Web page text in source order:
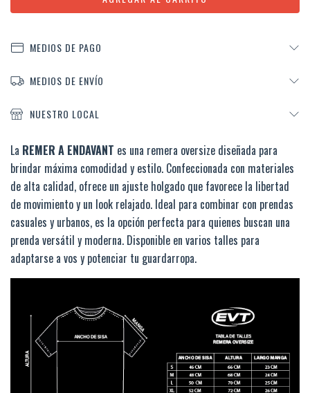
MEDIOS DE PAGO
MEDIOS DE ENVÍO
NUESTRO LOCAL
La REMER A ENDAVANT es una remera oversize diseñada para
brindar máxima comodidad y estilo. Confeccionada con materiales
de alta calidad, ofrece un ajuste holgado que favorece la libertad
de movimiento y un look relajado. Ideal para combinar con prendas
casuales y urbanos, es la opción perfecta para quienes buscan una
prenda versátil y moderna. Disponible en varios talles para
adaptarse a vos y potenciar tu guardarropa.